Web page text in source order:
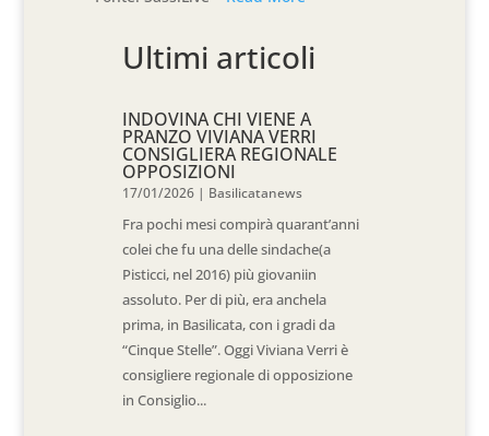
Ultimi articoli
INDOVINA CHI VIENE A
PRANZO VIVIANA VERRI
CONSIGLIERA REGIONALE
OPPOSIZIONI
17/01/2026 | Basilicatanews
Fra pochi mesi compirà quarant’anni
colei che fu una delle sindache(a
Pisticci, nel 2016) più giovaniin
assoluto. Per di più, era anchela
prima, in Basilicata, con i gradi da
“Cinque Stelle”. Oggi Viviana Verri è
consigliere regionale di opposizione
in Consiglio...